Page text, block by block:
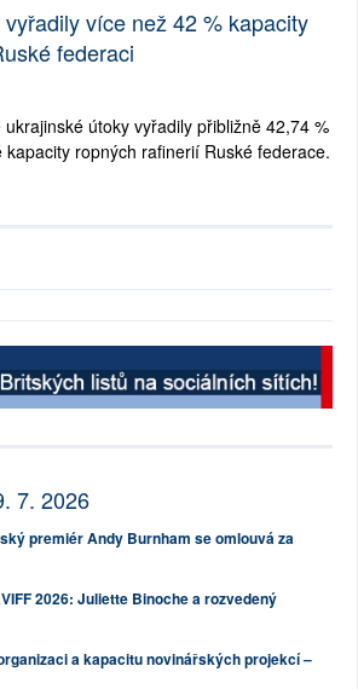
více než 42 % kapacity
federaci
útoky vyřadily přibližně 42,74 %
ropných rafinerií Ruské federace.
7. 2026
premiér Andy Burnham se omlouvá za
2026: Juliette Binoche a rozvedený
a kapacitu novinářských projekcí –